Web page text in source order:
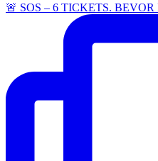
🚨 SOS – 6 TICKETS. BEVOR